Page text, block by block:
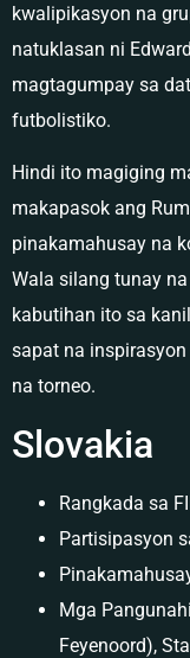
kwalipikasyon na
natuklasan ni
magtagumpay sa
futbolistiko.
Hindi ito magiging
makapasok ang
pinakamahusay na
Wala silang tunay
kabutihan ito sa
sapat na
na torneo.
Slovakia
Rangkada sa
Partisipasyon
Mga
Feyenoord),